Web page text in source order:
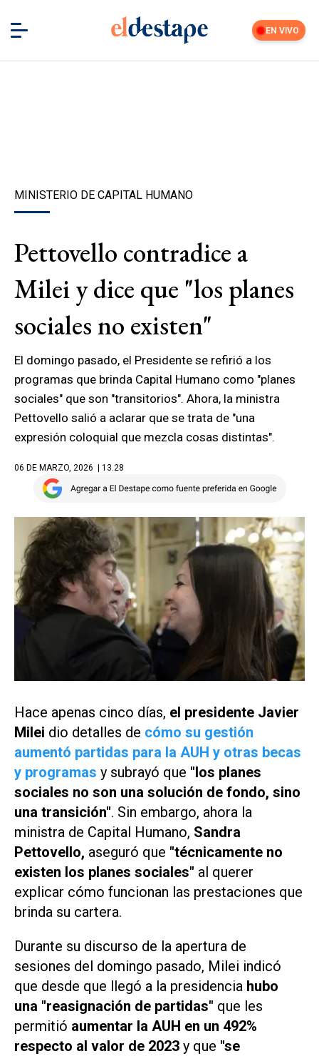
EN VIVO
MINISTERIO DE CAPITAL HUMANO
Pettovello contradice a
Milei y dice que "los planes
sociales no existen"
El domingo pasado, el Presidente se refirió a los
programas que brinda Capital Humano como "planes
sociales" que son "transitorios". Ahora, la ministra
Pettovello salió a aclarar que se trata de "una
expresión coloquial que mezcla cosas distintas".
06 DE MARZO, 2026 | 13.28
Hace apenas cinco días, el presidente Javier
Milei dio detalles de cómo su gestión
aumentó partidas para la AUH y otras becas
y programas y subrayó que "los planes
sociales no son una solución de fondo, sino
una transición". Sin embargo, ahora la
ministra de Capital Humano, Sandra
Pettovello, aseguró que "técnicamente no
existen los planes sociales" al querer
explicar cómo funcionan las prestaciones que
brinda su cartera.
Durante su discurso de la apertura de
sesiones del domingo pasado, Milei indicó
que desde que llegó a la presidencia hubo
una "reasignación de partidas" que les
permitió aumentar la AUH en un 492%
respecto al valor de 2023 y que "se